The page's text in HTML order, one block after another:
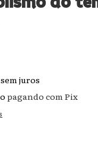
sem juros
pagando com Pix